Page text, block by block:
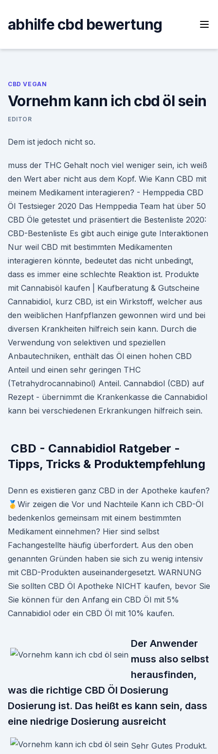
content
abhilfe cbd bewertung
CBD VEGAN
Vornehm kann ich cbd öl sein
EDITOR
Dem ist jedoch nicht so.
muss der THC Gehalt noch viel weniger sein, ich weiß
den Wert aber nicht aus dem Kopf. Wie Kann CBD mit
meinem Medikament interagieren? - Hemppedia CBD
Öl Testsieger 2020 Das Hemppedia Team hat über 50
CBD Öle getestet und präsentiert die Bestenliste 2020:
CBD-Bestenliste Es gibt auch einige gute Interaktionen
Nur weil CBD mit bestimmten Medikamenten
interagieren könnte, bedeutet das nicht unbedingt,
dass es immer eine schlechte Reaktion ist. Produkte
mit Cannabisöl kaufen | Kaufberatung & Gutscheine
Cannabidiol, kurz CBD, ist ein Wirkstoff, welcher aus
den weiblichen Hanfpflanzen gewonnen wird und bei
diversen Krankheiten hilfreich sein kann. Durch die
Verwendung von selektiven und speziellen
Anbautechniken, enthält das Öl einen hohen CBD
Anteil und einen sehr geringen THC
(Tetrahydrocannabinol) Anteil. Cannabdiol (CBD) auf
Rezept - übernimmt die Krankenkasse die Cannabidiol
kann bei verschiedenen Erkrankungen hilfreich sein.
️ CBD - Cannabidiol Ratgeber -
Tipps, Tricks & Produktempfehlung
Denn es existieren ganz CBD in der Apotheke kaufen?
🥇Wir zeigen die Vor und Nachteile Kann ich CBD-Öl
bedenkenlos gemeinsam mit einem bestimmten
Medikament einnehmen? Hier sind selbst
Fachangestellte häufig überfordert. Aus den oben
genannten Gründen haben sie sich zu wenig intensiv
mit CBD-Produkten auseinandergesetzt. WARNUNG
Sie sollten CBD Öl Apotheke NICHT kaufen, bevor Sie
Sie können für den Anfang ein CBD Öl mit 5%
Cannabidiol oder ein CBD Öl mit 10% kaufen.
Der Anwender
muss also selbst
herausfinden,
was die richtige CBD Öl Dosierung
Dosierung ist. Das heißt es kann sein, dass
eine niedrige Dosierung ausreicht
Sehr Gutes Produkt.